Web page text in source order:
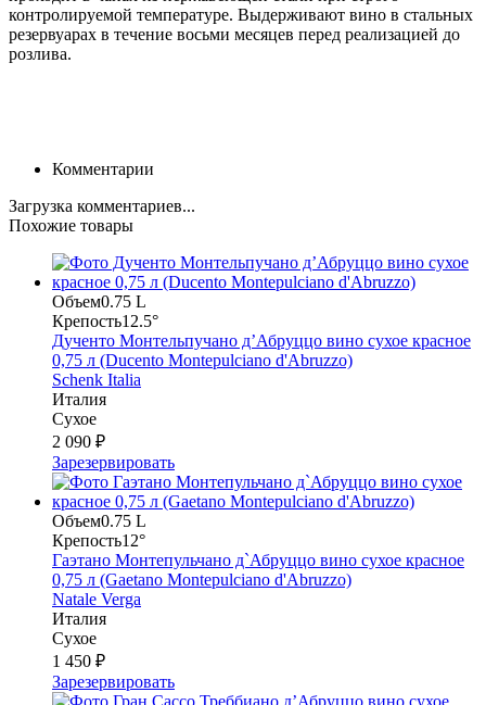
контролируемой температуре. Выдерживают вино в стальных
резервуарах в течение восьми месяцев перед реализацией до
розлива.
Комментарии
Загрузка комментариев...
Похожие товары
Объем0.75 L
Крепость12.5°
Дученто Монтельпучано д’Абруццо вино сухое красное
0,75 л (Ducento Montepulciano d'Abruzzo)
Schenk Italia
Италия
Сухое
2 090 ₽
Зарезервировать
Объем0.75 L
Крепость12°
Гаэтано Монтепульчано д`Абруццо вино сухое красное
0,75 л (Gaetano Montepulciano d'Abruzzo)
Natale Verga
Италия
Сухое
1 450 ₽
Зарезервировать